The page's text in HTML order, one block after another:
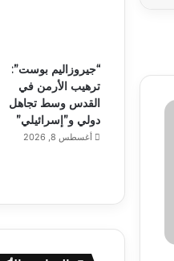
“جيروزاليم بوست”:
ترهيب الأرمن في
القدس وسط تجاهل
دولي و”إسرائيلي”
أغسطس 8, 2026